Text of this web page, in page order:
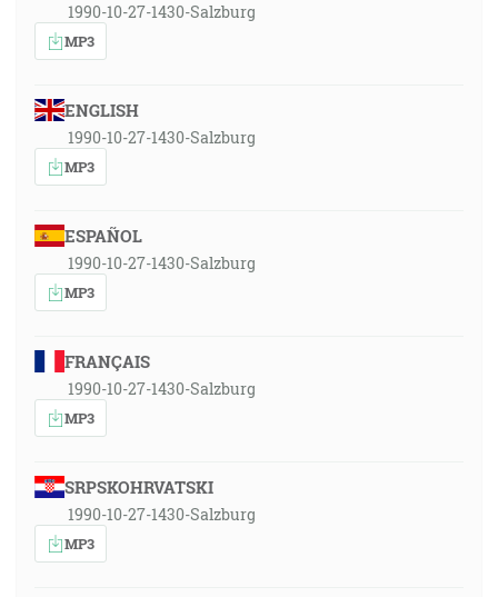
1990-10-27-1430-Salzburg
MP3
ENGLISH
1990-10-27-1430-Salzburg
MP3
ESPAÑOL
1990-10-27-1430-Salzburg
MP3
FRANÇAIS
1990-10-27-1430-Salzburg
MP3
SRPSKOHRVATSKI
1990-10-27-1430-Salzburg
MP3